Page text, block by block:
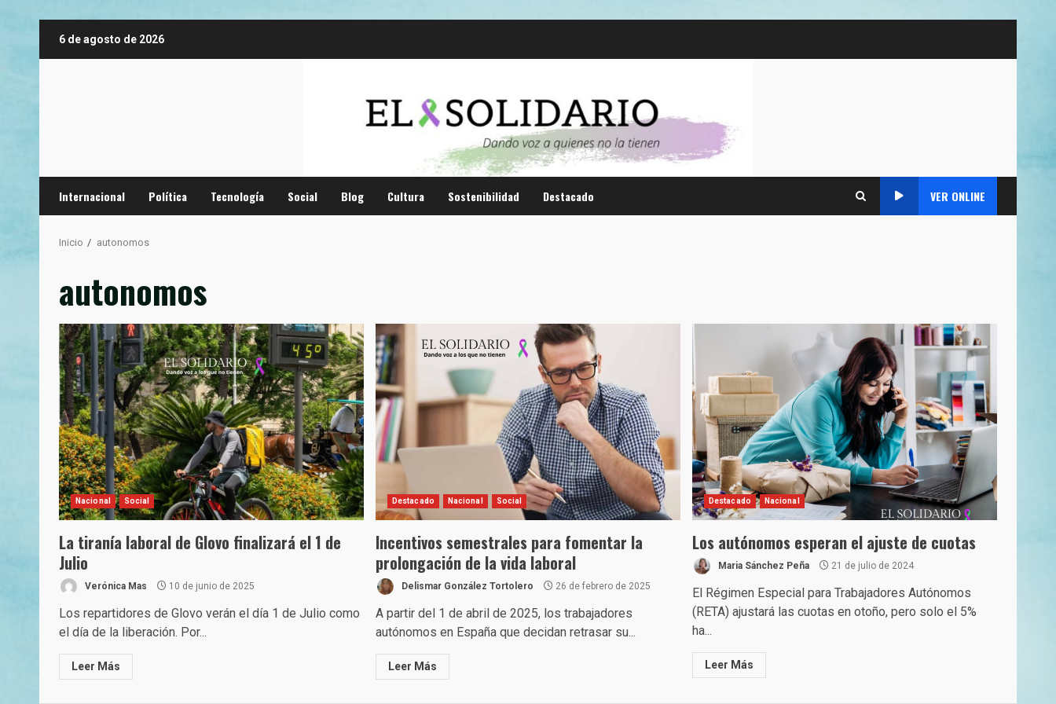
6 de agosto de 2026
Internacional Política Tecnología Social Blog Cultura Sostenibilidad Destacado VER ONLINE
Inicio autonomos
autonomos
Nacional Social
La tiranía laboral de Glovo finalizará el 1 de
Julio
Verónica Mas 10 de junio de 2025
Los repartidores de Glovo verán el día 1 de Julio como
el día de la liberación. Por...
Leer Más
Destacado Nacional Social
Incentivos semestrales para fomentar la
prolongación de la vida laboral
Delismar González Tortolero 26 de febrero de 2025
A partir del 1 de abril de 2025, los trabajadores
autónomos en España que decidan retrasar su...
Leer Más
Destacado Nacional
Los autónomos esperan el ajuste de cuotas
Maria Sánchez Peña 21 de julio de 2024
El Régimen Especial para Trabajadores Autónomos
(RETA) ajustará las cuotas en otoño, pero solo el 5%
ha...
Leer Más